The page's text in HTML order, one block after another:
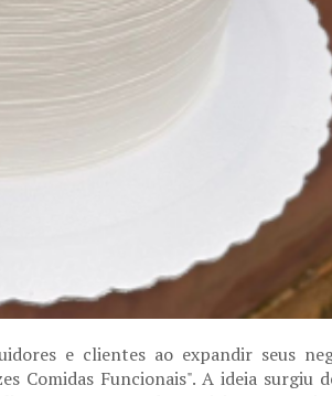
e clientes ao expandir seus
Comidas Funcionais". A ideia